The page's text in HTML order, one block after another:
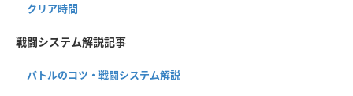
クリア時間
戦闘システム解説記事
バトルのコツ・戦闘システム解説